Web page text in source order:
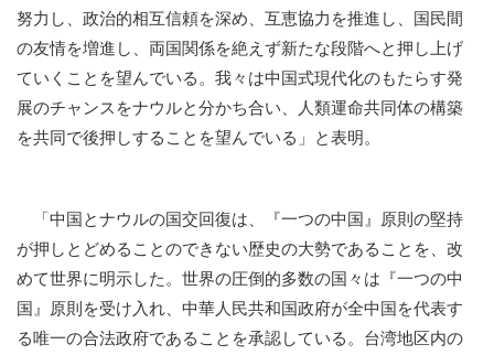
努力し、政治的相互信頼を深め、互恵協力を推進し、国民間
の友情を増進し、両国関係を絶えず新たな段階へと押し上げ
ていくことを望んでいる。我々は中国式現代化のもたらす発
展のチャンスをナウルと分かち合い、人類運命共同体の構築
を共同で後押しすることを望んでいる」と表明。
「中国とナウルの国交回復は、『一つの中国』原則の堅持
が押しとどめることのできない歴史の大勢であることを、改
めて世界に明示した。世界の圧倒的多数の国々は『一つの中
国』原則を受け入れ、中華人民共和国政府が全中国を代表す
る唯一の合法政府であることを承認している。台湾地区内の